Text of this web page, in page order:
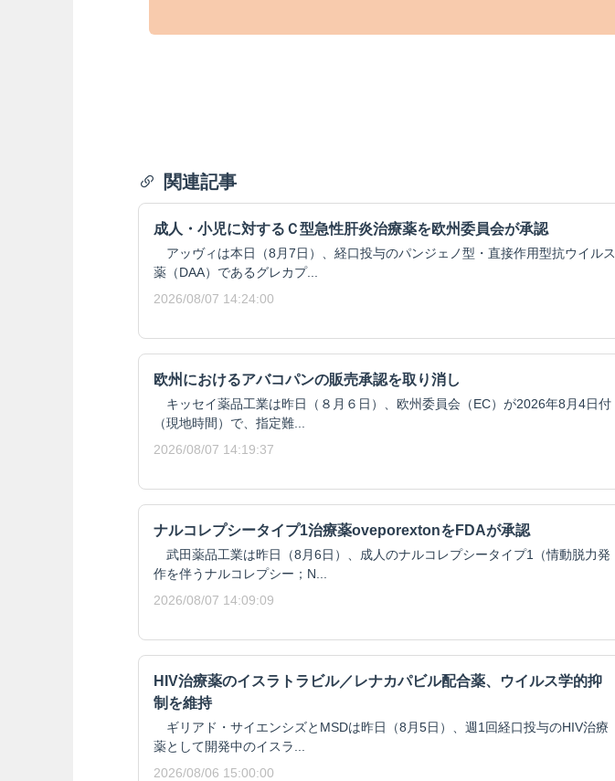
関連記事
成人・小児に対するＣ型急性肝炎治療薬を欧州委員会が承認
アッヴィは本日（8月7日）、経口投与のパンジェノ型・直接作用型抗ウイルス
薬（DAA）であるグレカプ...
2026/08/07 14:24:00
欧州におけるアバコパンの販売承認を取り消し
キッセイ薬品工業は昨日（８月６日）、欧州委員会（EC）が2026年8月4日付
（現地時間）で、指定難...
2026/08/07 14:19:37
ナルコレプシータイプ1治療薬oveporextonをFDAが承認
武田薬品工業は昨日（8月6日）、成人のナルコレプシータイプ1（情動脱力発
作を伴うナルコレプシー；N...
2026/08/07 14:09:09
HIV治療薬のイスラトラビル／レナカパビル配合薬、ウイルス学的抑
制を維持
ギリアド・サイエンシズとMSDは昨日（8月5日）、週1回経口投与のHIV治療
薬として開発中のイスラ...
2026/08/06 15:00:00